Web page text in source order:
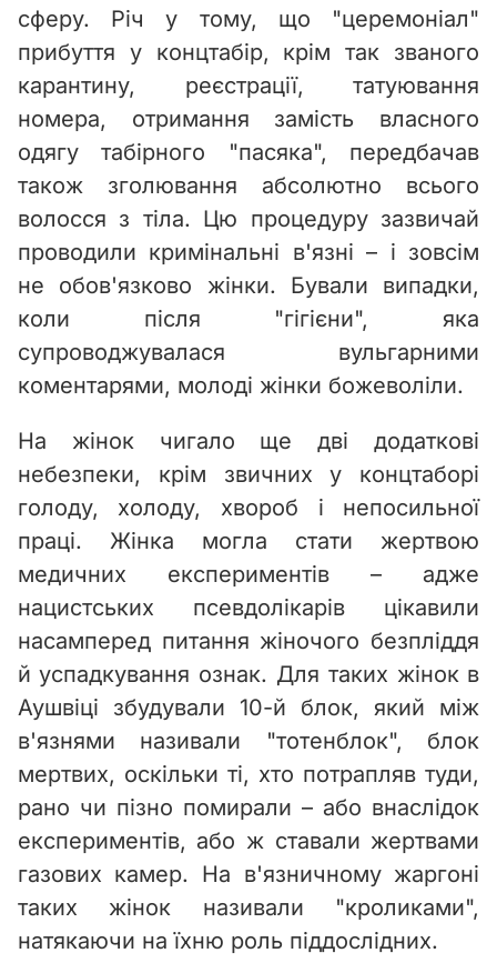
сферу. Річ у тому, що "церемоніал"
прибуття у концтабір, крім так званого
карантину, реєстрації, татуювання
номера, отримання замість власного
одягу табірного "пасяка", передбачав
також зголювання абсолютно всього
волосся з тіла. Цю процедуру зазвичай
проводили кримінальні в'язні – і зовсім
не обов'язково жінки. Бували випадки,
коли після "гігієни", яка
супроводжувалася вульгарними
коментарями, молоді жінки божеволіли.
На жінок чигало ще дві додаткові
небезпеки, крім звичних у концтаборі
голоду, холоду, хвороб і непосильної
праці. Жінка могла стати жертвою
медичних експериментів – адже
нацистських псевдолікарів цікавили
насамперед питання жіночого безпліддя
й успадкування ознак. Для таких жінок в
Аушвіці збудували 10-й блок, який між
в'язнями називали "тотенблок", блок
мертвих, оскільки ті, хто потрапляв туди,
рано чи пізно помирали – або внаслідок
експериментів, або ж ставали жертвами
газових камер. На в'язничному жаргоні
таких жінок називали "кроликами",
натякаючи на їхню роль піддослідних.